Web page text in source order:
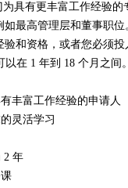
具有更丰富工作经验
如最高管理层和董事职
验和资格，或者您必须
以在 1 年到 18 个月之间。
丰富工作经验的申请人
灵活学习
2 年